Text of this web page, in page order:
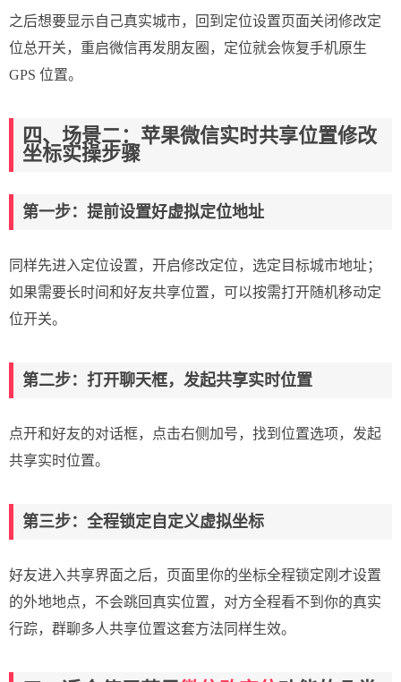
之后想要显示自己真实城市，回到定位设置页面关闭修改定
位总开关，重启微信再发朋友圈，定位就会恢复手机原生
GPS 位置。
四、场景二：苹果微信实时共享位置修改
坐标实操步骤
第一步：提前设置好虚拟定位地址
同样先进入定位设置，开启修改定位，选定目标城市地址；
如果需要长时间和好友共享位置，可以按需打开随机移动定
位开关。
第二步：打开聊天框，发起共享实时位置
点开和好友的对话框，点击右侧加号，找到位置选项，发起
共享实时位置。
第三步：全程锁定自定义虚拟坐标
好友进入共享界面之后，页面里你的坐标全程锁定刚才设置
的外地地点，不会跳回真实位置，对方全程看不到你的真实
行踪，群聊多人共享位置这套方法同样生效。